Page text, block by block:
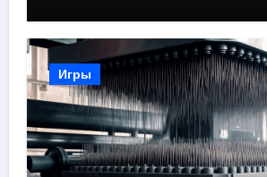
Игры